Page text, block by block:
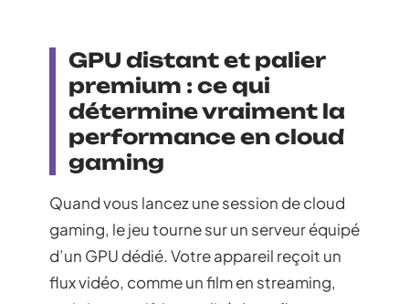
GPU distant et palier
premium : ce qui
détermine vraiment la
performance en cloud
gaming
Quand vous lancez une session de cloud
gaming, le jeu tourne sur un serveur équipé
d’un GPU dédié. Votre appareil reçoit un
flux vidéo, comme un film en streaming,